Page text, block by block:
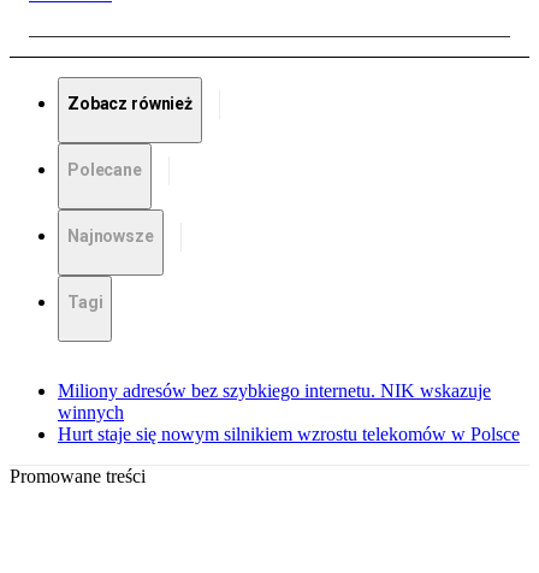
Zobacz również
Polecane
Najnowsze
Tagi
Miliony adresów bez szybkiego internetu. NIK wskazuje
winnych
Hurt staje się nowym silnikiem wzrostu telekomów w Polsce
Promowane treści